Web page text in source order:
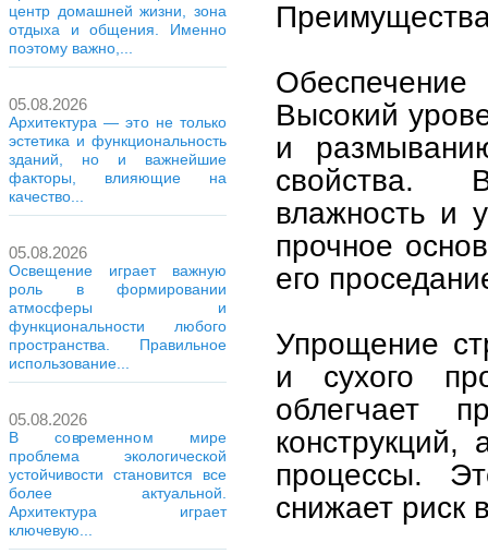
центр домашней жизни, зона
отдыха и общения. Именно
поэтому важно,...
05.08.2026
Архитектура — это не только
эстетика и функциональность
зданий, но и важнейшие
факторы, влияющие на
качество...
05.08.2026
Освещение играет важную
роль в формировании
атмосферы и
функциональности любого
пространства. Правильное
использование...
05.08.2026
В современном мире
проблема экологической
устойчивости становится все
более актуальной.
Архитектура играет
ключевую...
Высокий
и
свойства.
влажность и
прочное
его
Упрощение
и сухого
облегчает
конструкций,
процессы.
снижает риск